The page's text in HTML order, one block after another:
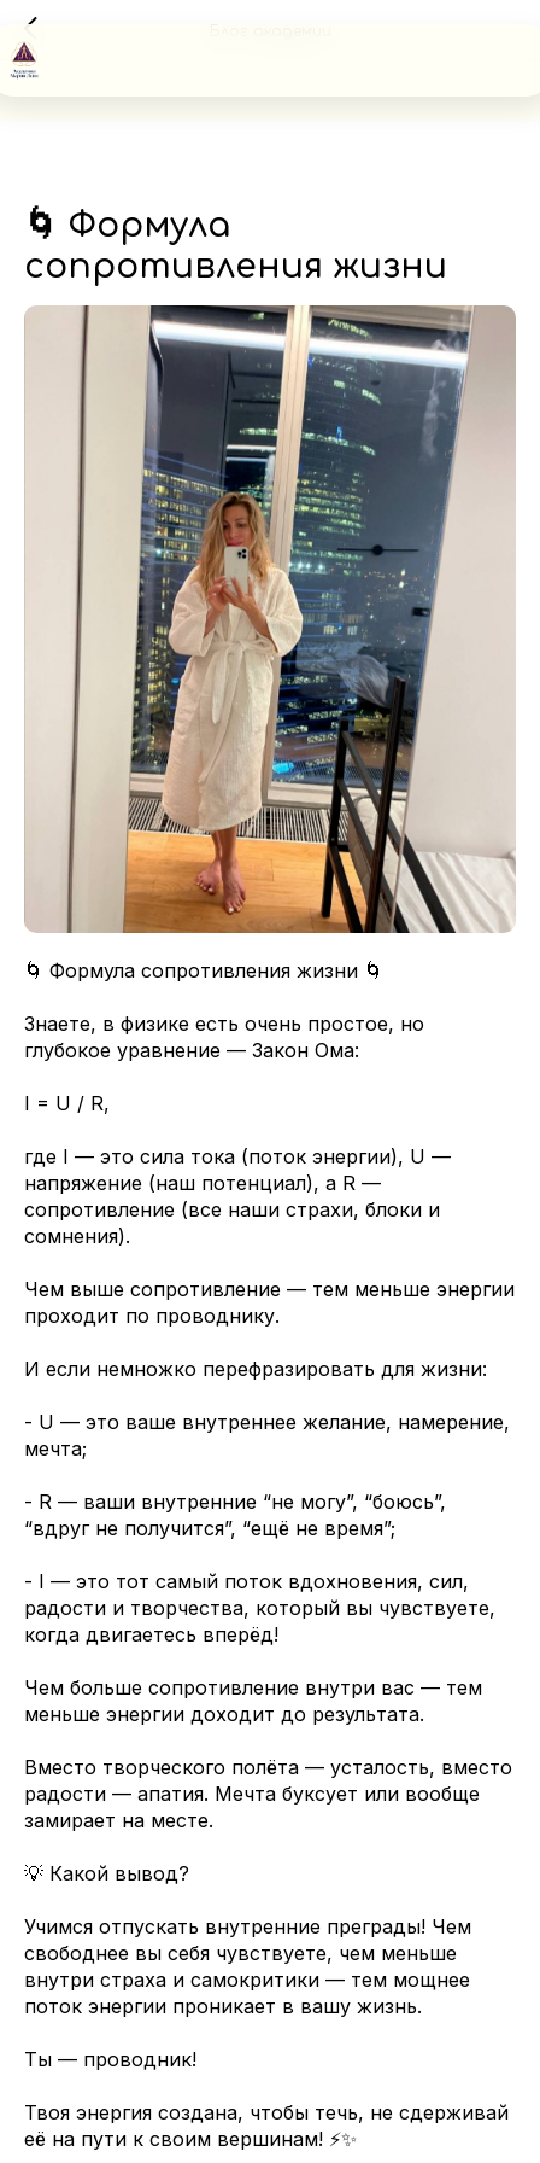
🌀 Формула
сопротивления жизни
🌀 Формула сопротивления жизни 🌀
Знаете, в физике есть очень простое, но
глубокое уравнение — Закон Ома:
I = U / R,
где I — это сила тока (поток энергии), U —
напряжение (наш потенциал), а R —
сопротивление (все наши страхи, блоки и
сомнения).
Чем выше сопротивление — тем меньше энергии
проходит по проводнику.
И если немножко перефразировать для жизни:
- U — это ваше внутреннее желание, намерение,
мечта;
- R — ваши внутренние “не могу”, “боюсь”,
“вдруг не получится”, “ещё не время”;
- I — это тот самый поток вдохновения, сил,
радости и творчества, который вы чувствуете,
когда двигаетесь вперёд!
Чем больше сопротивление внутри вас — тем
меньше энергии доходит до результата.
Вместо творческого полёта — усталость, вместо
радости — апатия. Мечта буксует или вообще
замирает на месте.
💡 Какой вывод?
Учимся отпускать внутренние преграды! Чем
свободнее вы себя чувствуете, чем меньше
внутри страха и самокритики — тем мощнее
поток энергии проникает в вашу жизнь.
Ты — проводник!
Твоя энергия создана, чтобы течь, не сдерживай
её на пути к своим вершинам! ⚡️✨